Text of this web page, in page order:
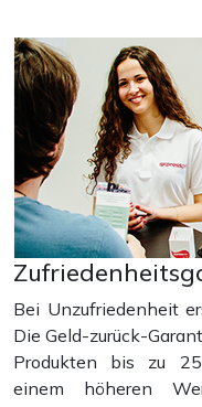
Bei Unzufriedenheit
Die Geld-zurück-
Produkten bis zu
einem höheren